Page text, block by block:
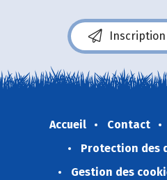
Accueil Contact
Protection des
Gestion des